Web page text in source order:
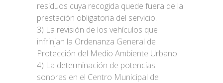
residuos cuya recogida quede fuera de la
prestación obligatoria del servicio.
3) La revisión de los vehículos que
infrinjan la Ordenanza General de
Protección del Medio Ambiente Urbano.
4) La determinación de potencias
sonoras en el Centro Municipal de